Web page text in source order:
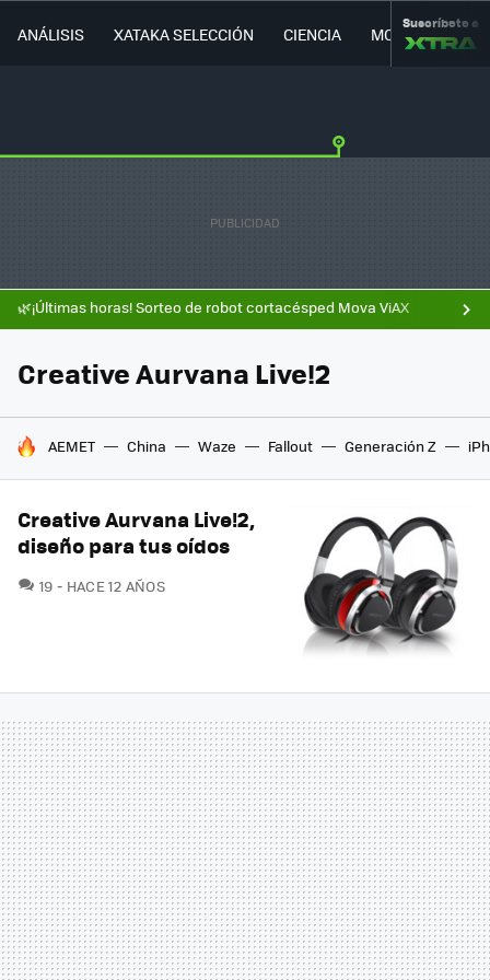
ANÁLISIS XATAKA SELECCIÓN CIENCIA MOVILIDAD
Suscríbete a
🌿¡Últimas horas! Sorteo de robot cortacésped Mova ViAX
Creative Aurvana Live!2
HOY SE HABLA DE
AEMET China Waze Fallout Generación Z
Creative Aurvana Live!2,
diseño para tus oídos
19 COMENTARIOS
HACE 12 AÑOS